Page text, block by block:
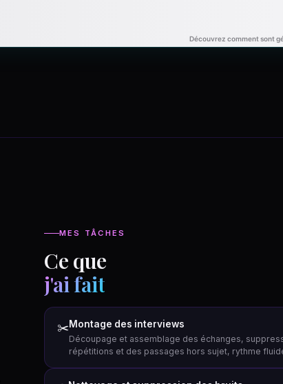
MES TÂCHES
Ce que
j'ai fait
✂️Montage des interviews
Découpage et assemblage des échanges,
répétitions et des passages hors sujet, rythme